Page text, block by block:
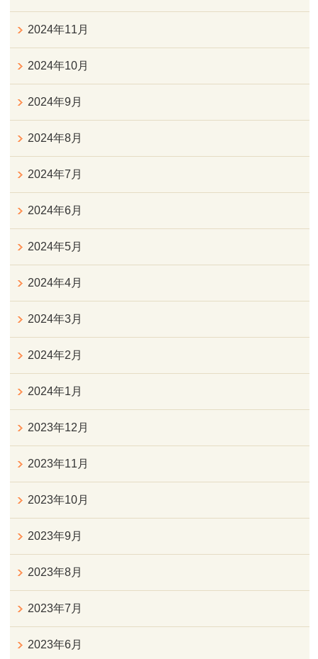
2024年11月
2024年10月
2024年9月
2024年8月
2024年7月
2024年6月
2024年5月
2024年4月
2024年3月
2024年2月
2024年1月
2023年12月
2023年11月
2023年10月
2023年9月
2023年8月
2023年7月
2023年6月